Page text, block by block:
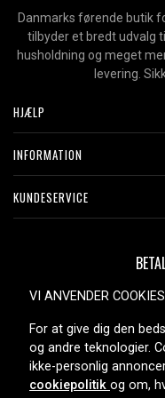
Danmarks førende butik
tilbyder et bredt udvalg
husholdning og meget
levering.
HJÆLP
INFORMATION
KUNDESERVICE
VI ANVENDER COOKIES
For at give dig den
og andre teknologier.
ikke-personlig
cookiepolitik og om,